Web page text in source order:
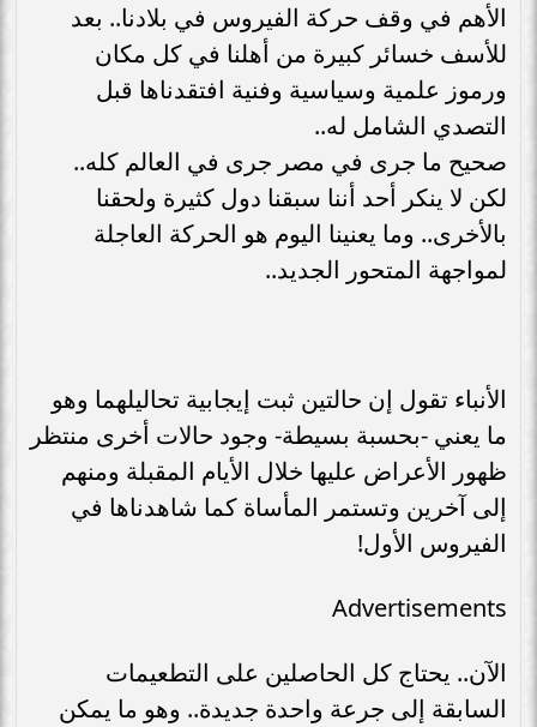
الأهم في وقف حركة الفيروس في بلادنا.. بعد
للأسف خسائر كبيرة من أهلنا في كل مكان
ورموز علمية وسياسية وفنية افتقدناها قبل
التصدي الشامل له..
صحيح ما جرى في مصر جرى في العالم كله..
لكن لا ينكر أحد أننا سبقنا دول كثيرة ولحقنا
بالأخرى.. وما يعنينا اليوم هو الحركة العاجلة
لمواجهة المتحور الجديد..
الأنباء تقول إن حالتين ثبت إيجابية تحاليلهما وهو
ما يعني -بحسبة بسيطة- وجود حالات أخرى منتظر
ظهور الأعراض عليها خلال الأيام المقبلة ومنهم
إلى آخرين وتستمر المأساة كما شاهدناها في
الفيروس الأول!
Advertisements
الآن.. يحتاج كل الحاصلين على التطعيمات
السابقة إلى جرعة واحدة جديدة.. وهو ما يمكن